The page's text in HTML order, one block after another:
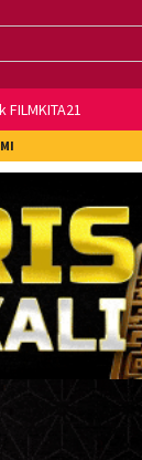
FILMKITA21